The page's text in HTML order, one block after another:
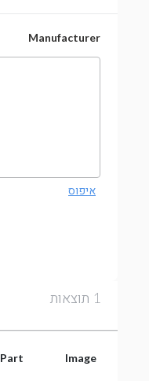
Manufacturer
איפוס
1 תוצאות
Image
Part Image
Part